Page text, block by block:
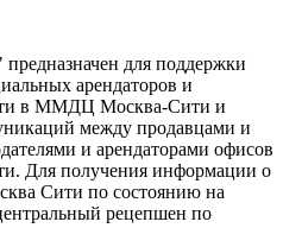
для поддержки
арендаторов и
в ММДЦ Москва-Сити и
между продавцами и
и арендаторами офисов
Для получения информации о
Сити по состоянию на
рецепшен по